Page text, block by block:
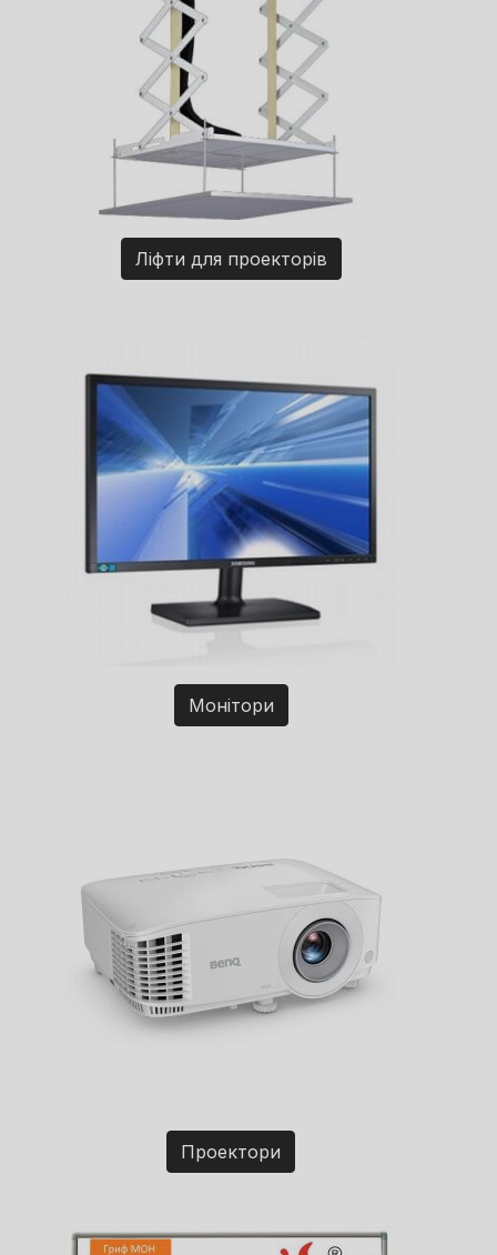
Ліфти для проекторів
Монітори
Проектори